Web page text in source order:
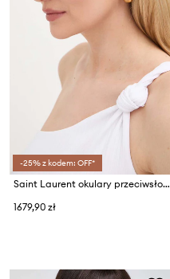
-25% z kodem: OFF*
Saint Laurent okulary przeciwsłoneczne
1679,90 zł